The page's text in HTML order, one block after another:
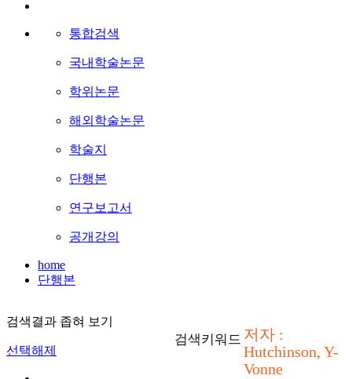
통합검색
국내학술논문
학위논문
해외학술논문
학술지
단행본
연구보고서
공개강의
home
단행본
검색결과 좁혀 보기
선택해제
검색키워드 저자 :
Hutchinson, Y-
Vonne